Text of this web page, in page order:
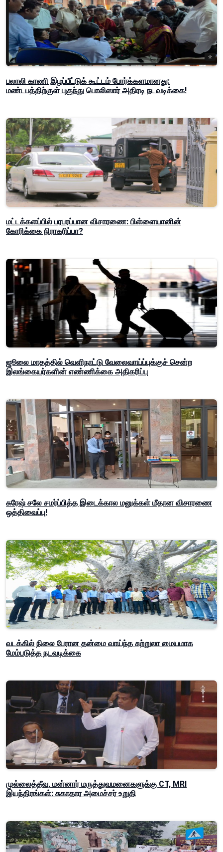
பலாலி காணி இழப்பீட்டுக் கூட்டம் போர்க்களமானது:
மண்டபத்திற்குள் புகுந்து பொலிஸார் அதிரடி நடவடிக்கை!
மட்டக்களப்பில் பரபரப்பான விசாரணை: பிள்ளையானின்
கோரிக்கை நிராகரிப்பா?
ஜூலை மாதத்தில் வெளிநாட்டு வேலைவாய்ப்புக்குச் சென்ற
இலங்கையர்களின் எண்ணிக்கை அதிகரிப்பு
சுரேஷ் சலே சமர்ப்பித்த இடைக்கால மனுக்கள் மீதான விசாரணை
ஒத்திவைப்பு!
வடக்கில் நிலை பேரான தன்மை வாய்ந்த சுற்றுலா மையமாக
மேம்படுத்த நடவடிக்கை
முல்லைத்தீவு, மன்னார் மருத்துவமனைகளுக்கு CT, MRI
இயந்திரங்கள்: சுகாதார அமைச்சர் உறுதி